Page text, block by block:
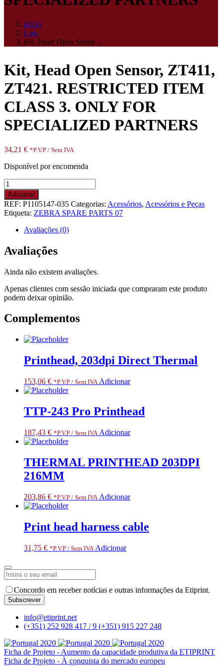
Início
Loja
Kit, Head Open Senso ...
Kit, Head Open Sensor, ZT411,
ZT421. RESTRICTED ITEM
CLASS 3. ONLY FOR
SPECIALIZED PARTNERS
34,21 € *P.V.P / Sem IVA
Disponível por encomenda
Quantidade
de
Kit,
Head
Open
Sensor,
ZT411,
ZT421.
RESTRICTED
CLASS
ONLY
FOR
PARTNERS
Adicionar
REF: P1105147-035 Categorias: Acessórios, Acessórios e Peças
Etiqueta: ZEBRA SPARE PARTS 07
Avaliações (0)
Avaliações
Ainda não existem avaliações.
Apenas clientes com sessão iniciada que compraram este produto
podem deixar opinião.
Complementos
Printhead, 203dpi Direct Thermal
153,06 € *P.V.P / Sem IVA Adicionar
TTP-243 Pro Printhead
187,43 € *P.V.P / Sem IVA Adicionar
THERMAL PRINTHEAD 203DPI
216MM
203,86 € *P.V.P / Sem IVA Adicionar
Print head harness cable
31,75 € *P.V.P / Sem IVA Adicionar
Website
URL*
Concordo em receber notícias e outras informações da Etiprint.
Subscrever
info@etiprint.net
(+351) 252 928 417 / 9 (+351) 915 227 248
Ficha de Projeto - Aumento da capacidade produtiva da ETIPRINT
Ficha de Projeto - À conquista do mercado europeu